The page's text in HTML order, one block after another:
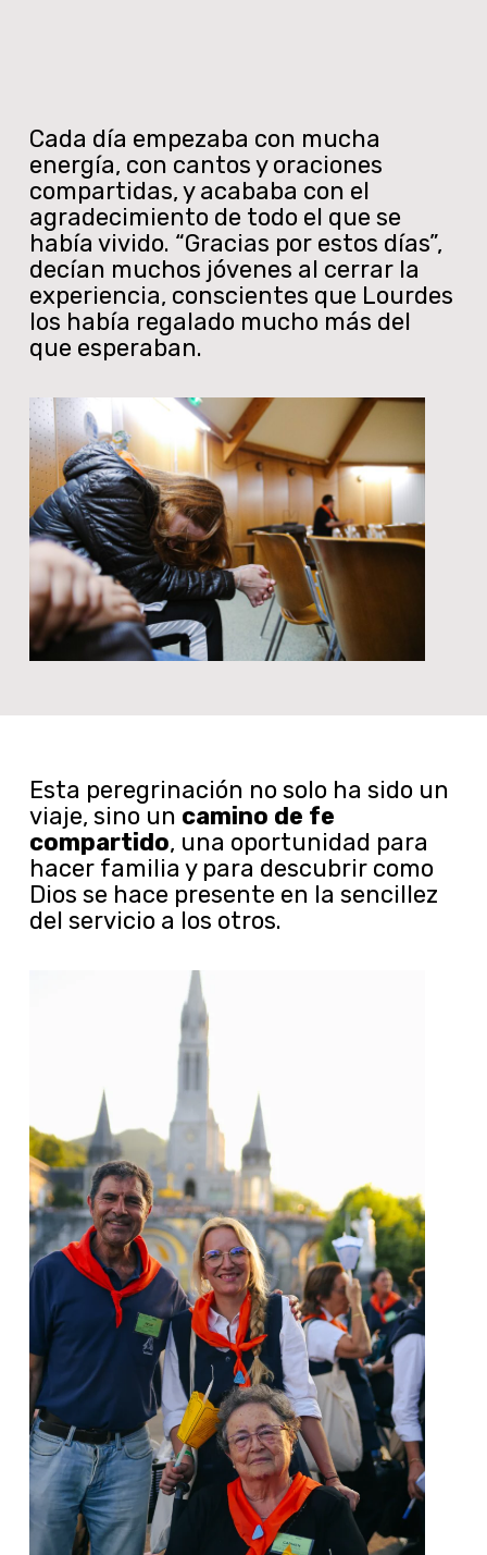
Cada día empezaba con mucha
energía, con cantos y oraciones
compartidas, y acababa con el
agradecimiento de todo el que se
había vivido. “Gracias por estos días”,
decían muchos jóvenes al cerrar la
experiencia, conscientes que Lourdes
los había regalado mucho más del
que esperaban.
Esta peregrinación no solo ha sido un
viaje, sino un camino de fe
compartido, una oportunidad para
hacer familia y para descubrir como
Dios se hace presente en la sencillez
del servicio a los otros.